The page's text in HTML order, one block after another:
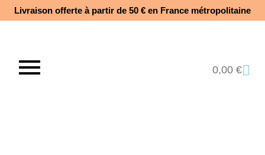
Livraison offerte à partir de 50 € en France métropolitaine​
0,00€